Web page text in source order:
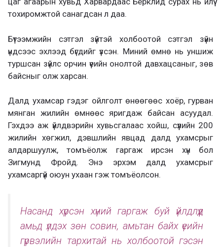
тохиромжтой санагдсан л даа.
Бүтээмжийн сэтгэл зүйтэй холбоотой сэтгэл зүйн
үндсээс эхлээд бүгдийг үзсэн. Миний өмнө нь уншиж
туршсан зүйлс орчин үеийн онолтой давхацсаныг, зөв
байсныг олж харсан.
Далд ухамсар гэдэг ойлголт өнөөгөөс хоёр, гурван
мянган жилийн өмнөөс яригдаж байсан асуудал.
Гэхдээ аж үйлдвэрийн хувьсгалаас хойш, сүүлийн 200
жилийн хөгжил, дэвшлийн явцад далд ухамсрыг
алдаршуулж, томъёолж гаргаж ирсэн хүн бол
Зигмунд Фройд. Энэ эрхэм далд ухамсрыг
ухамсаргүй оюун ухаан гэж томъёолсон.
Насанд хүрсэн хүний гаргаж буй үйлдлүүд
амьд үлдэх зөн совин, амьтан байх үеийн
гүрвэлийн тархитай нь холбоотой гэсэн